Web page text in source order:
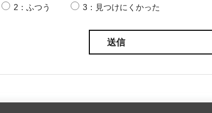
2：ふつう 3：見つけにくかった